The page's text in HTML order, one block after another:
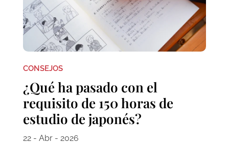
CONSEJOS
¿Qué ha pasado con el
requisito de 150 horas de
estudio de japonés?
22 - Abr - 2026